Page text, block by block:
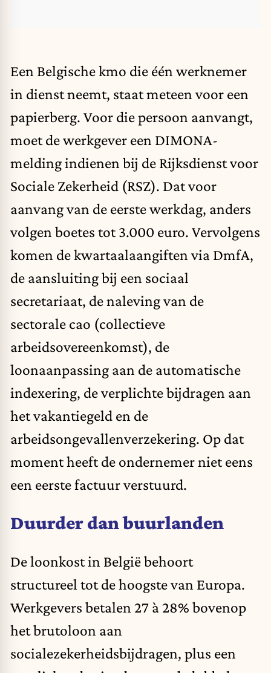
Een Belgische kmo die één werknemer
in dienst neemt, staat meteen voor een
papierberg. Voor die persoon aanvangt,
moet de werkgever een DIMONA-
melding indienen bij de Rijksdienst voor
Sociale Zekerheid (RSZ). Dat voor
aanvang van de eerste werkdag, anders
volgen boetes tot 3.000 euro. Vervolgens
komen de kwartaalaangiften via DmfA,
de aansluiting bij een sociaal
secretariaat, de naleving van de
sectorale cao (collectieve
arbeidsovereenkomst), de
loonaanpassing aan de automatische
indexering, de verplichte bijdragen aan
het vakantiegeld en de
arbeidsongevallenverzekering. Op dat
moment heeft de ondernemer niet eens
een eerste factuur verstuurd.
Duurder dan buurlanden
De loonkost in België behoort
structureel tot de hoogste van Europa.
Werkgevers betalen 27 à 28% bovenop
het brutoloon aan
socialezekerheidsbijdragen, plus een